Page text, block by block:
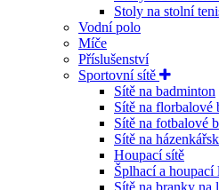
Stoly na stolní
Vodní polo
Míče
Příslušenství
Sportovní sítě
Sítě na badminton
Sítě na florbalové
Sítě na fotbalové
Sítě na
Houpací sítě
Šplhací a houpací
Sítě na branky na